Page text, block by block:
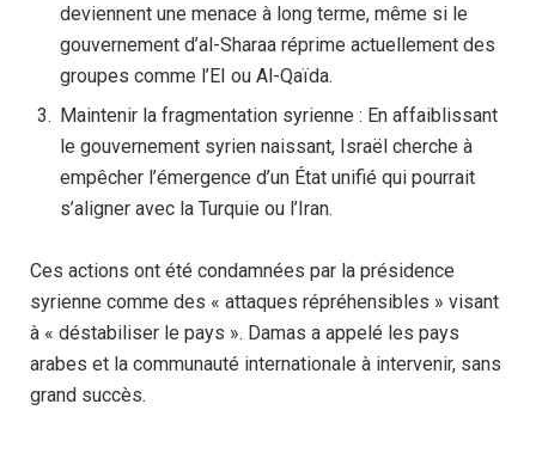
deviennent une menace à long terme, même si le
gouvernement d’al-Sharaa réprime actuellement des
groupes comme l’EI ou Al-Qaïda.
Maintenir la fragmentation syrienne : En affaiblissant
le gouvernement syrien naissant, Israël cherche à
empêcher l’émergence d’un État unifié qui pourrait
s’aligner avec la Turquie ou l’Iran.
Ces actions ont été condamnées par la présidence
syrienne comme des « attaques répréhensibles » visant
à « déstabiliser le pays ». Damas a appelé les pays
arabes et la communauté internationale à intervenir, sans
grand succès.